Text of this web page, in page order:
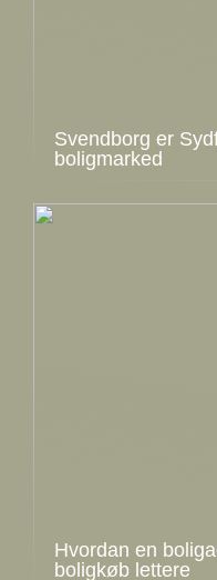
Svendborg er
boligmarked
Hvordan en
boligkøb lettere